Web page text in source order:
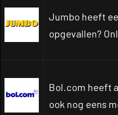
Jumbo heeft
opgevallen?
Bol.com heeft
ook nog eens